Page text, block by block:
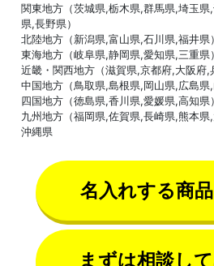
関東地方（茨城県,栃木県,群馬県,埼玉
県,長野県）
北陸地方（新潟県,富山県,石川県,福井県）
東海地方（岐阜県,静岡県,愛知県,三重県）
近畿・関西地方（滋賀県,京都府,大阪府,
中国地方（鳥取県,島根県,岡山県,広島県,
四国地方（徳島県,香川県,愛媛県,高知県）
九州地方（福岡県,佐賀県,長崎県,熊本県
沖縄県
名入れする商
まずは相談し